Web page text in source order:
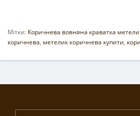
Мітки: Коричнева вовняна краватка
коричнева, метелик коричнева купити,